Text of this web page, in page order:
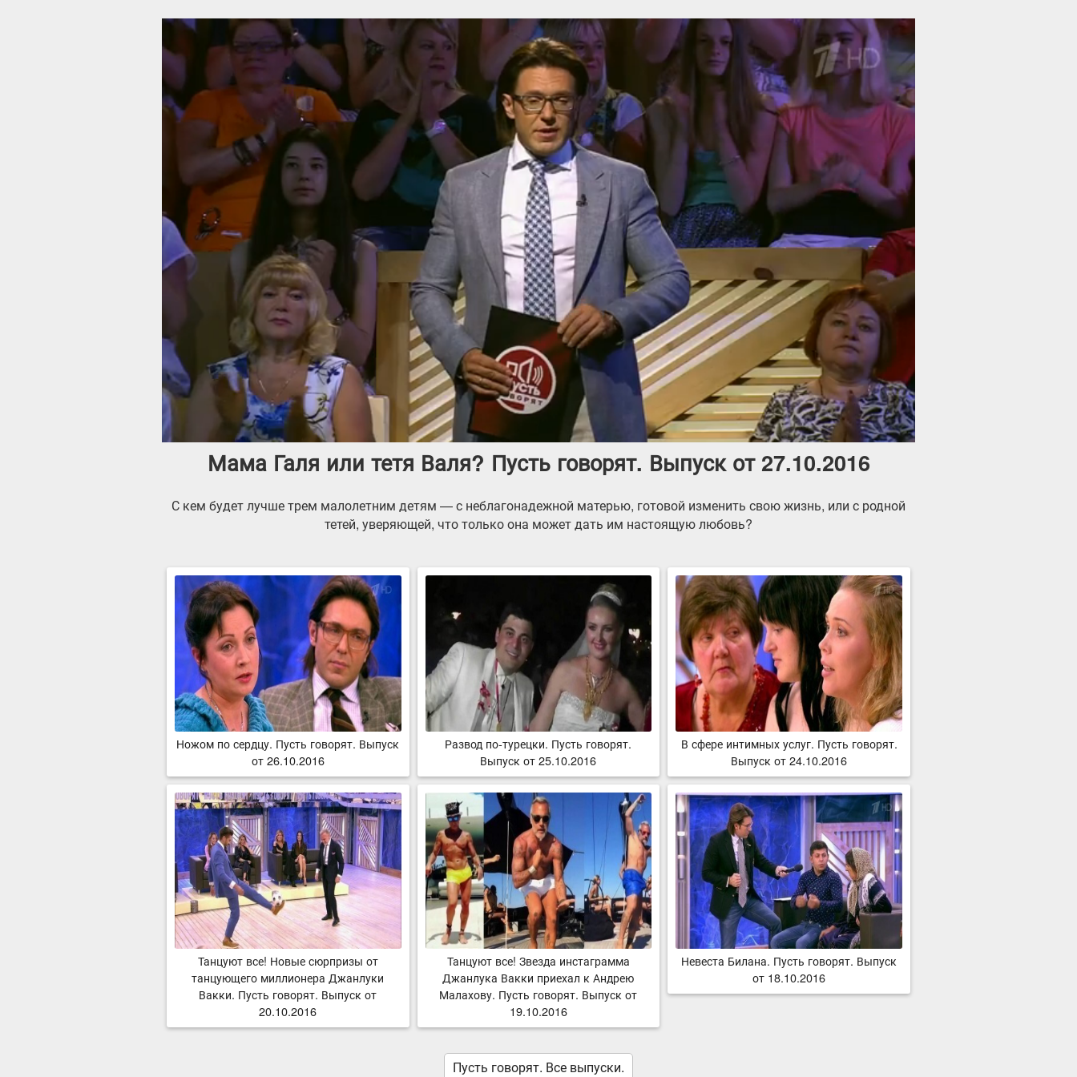
Мама Галя или тетя Валя? Пусть говорят. Выпуск от 27.10.2016
С кем будет лучше трем малолетним детям — с неблагонадежной матерью, готовой изменить свою жизнь, или с родной
тетей, уверяющей, что только она может дать им настоящую любовь?
Ножом по сердцу. Пусть говорят. Выпуск
от 26.10.2016
Развод по-турецки. Пусть говорят.
Выпуск от 25.10.2016
В сфере интимных услуг. Пусть говорят.
Выпуск от 24.10.2016
Танцуют все! Новые сюрпризы от
танцующего миллионера Джанлуки
Вакки. Пусть говорят. Выпуск от
20.10.2016
Танцуют все! Звезда инстаграмма
Джанлука Вакки приехал к Андрею
Малахову. Пусть говорят. Выпуск от
19.10.2016
Невеста Билана. Пусть говорят. Выпуск
от 18.10.2016
Пусть говорят. Все выпуски.